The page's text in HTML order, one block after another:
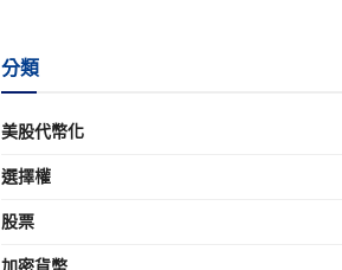
分類
美股代幣化
選擇權
股票